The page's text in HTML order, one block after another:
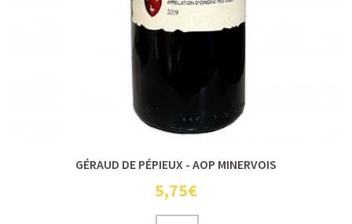
GÉRAUD DE PÉPIEUX - AOP MINERVOIS
5,75€